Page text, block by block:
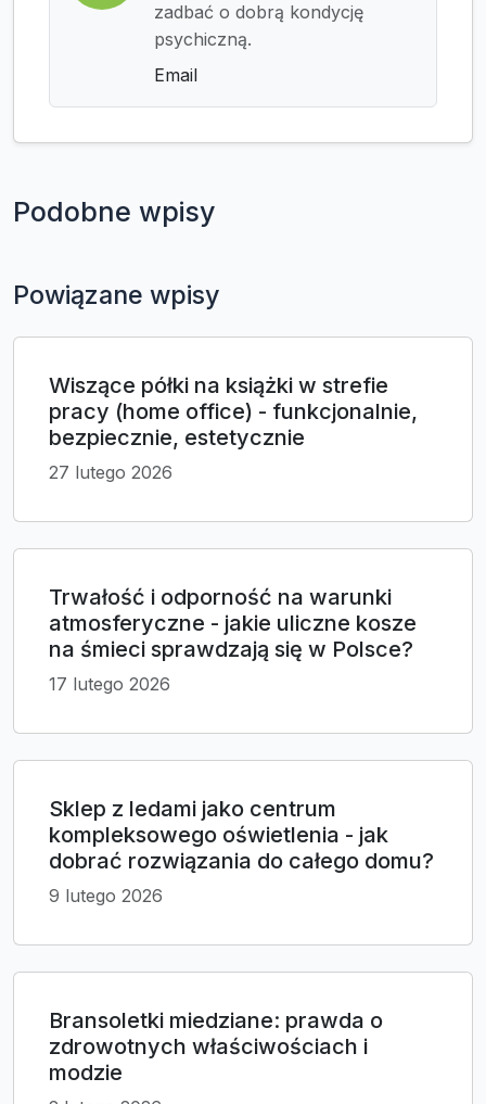
zadbać o dobrą kondycję
psychiczną.
Email
Podobne wpisy
Powiązane wpisy
Wiszące półki na książki w strefie
pracy (home office) - funkcjonalnie,
bezpiecznie, estetycznie
27 lutego 2026
Trwałość i odporność na warunki
atmosferyczne - jakie uliczne kosze
na śmieci sprawdzają się w Polsce?
17 lutego 2026
Sklep z ledami jako centrum
kompleksowego oświetlenia - jak
dobrać rozwiązania do całego domu?
9 lutego 2026
Bransoletki miedziane: prawda o
zdrowotnych właściwościach i
modzie